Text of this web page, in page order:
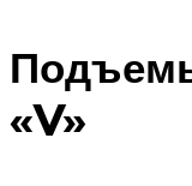
«V»